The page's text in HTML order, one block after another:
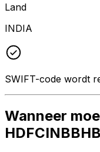
Land
INDIA
SWIFT-code wordt
Wanneer